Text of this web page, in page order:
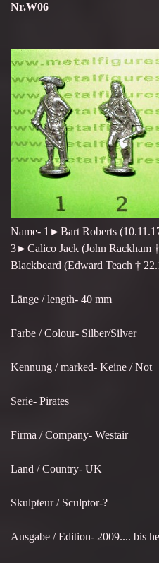
Nr.W06
Name- 1►Bart Roberts
3►Calico Jack (John Rackham
Blackbeard (Edward Teach †
Länge / length- 40 mm
Farbe / Colour- Silber/Silver
Kennung / marked- Keine / Not
Serie- Pirates
Firma / Company- Westair
Land / Country- UK
Skulpteur / Sculptor-?
Ausgabe / Edition- 2009.... bis